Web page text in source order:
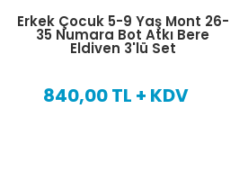
Erkek Çocuk 5-9 Yaş Mont 26-
35 Numara Bot Atkı Bere
Eldiven 3'lü Set
840,00 TL + KDV